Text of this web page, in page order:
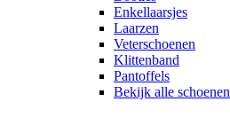
Enkellaarsjes
Laarzen
Veterschoenen
Klittenband
Pantoffels
Bekijk alle schoenen